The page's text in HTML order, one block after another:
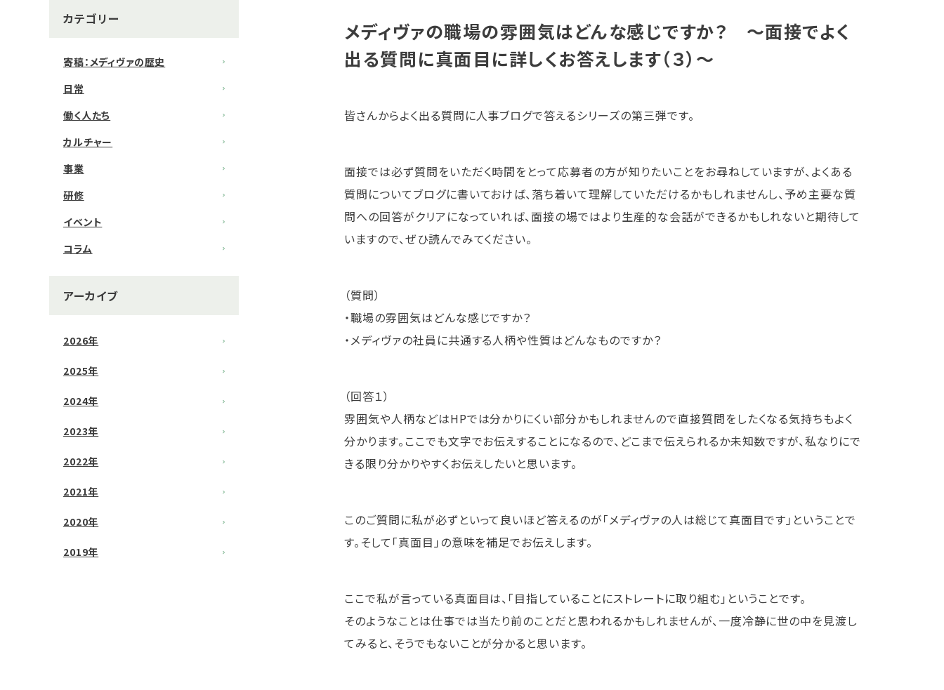
カテゴリー
寄稿：メディヴァの歴史
日常
働く人たち
カルチャー
事業
研修
イベント
コラム
アーカイブ
2026年
2025年
2024年
2023年
2022年
2021年
2020年
2019年
メディヴァの職場の雰囲気はどんな感じですか？ 〜面接でよく
出る質問に真面目に詳しくお答えします（３）〜
皆さんからよく出る質問に人事ブログで答えるシリーズの第三弾です。
面接では必ず質問をいただく時間をとって応募者の方が知りたいことをお尋ねしていますが、よくある
質問についてブログに書いておけば、落ち着いて理解していただけるかもしれませんし、予め主要な質
問への回答がクリアになっていれば、面接の場ではより生産的な会話ができるかもしれないと期待して
いますので、ぜひ読んでみてください。
（質問）
・職場の雰囲気はどんな感じですか？
・メディヴァの社員に共通する人柄や性質はどんなものですか？
（回答１）
雰囲気や人柄などはHPでは分かりにくい部分かもしれませんので直接質問をしたくなる気持ちもよく
分かります。ここでも文字でお伝えすることになるので、どこまで伝えられるか未知数ですが、私なりにで
きる限り分かりやすくお伝えしたいと思います。
このご質問に私が必ずといって良いほど答えるのが「メディヴァの人は総じて真面目です」ということで
す。そして「真面目」の意味を補足でお伝えします。
ここで私が言っている真面目は、「目指していることにストレートに取り組む」ということです。
そのようなことは仕事では当たり前のことだと思われるかもしれませんが、一度冷静に世の中を見渡し
てみると、そうでもないことが分かると思います。